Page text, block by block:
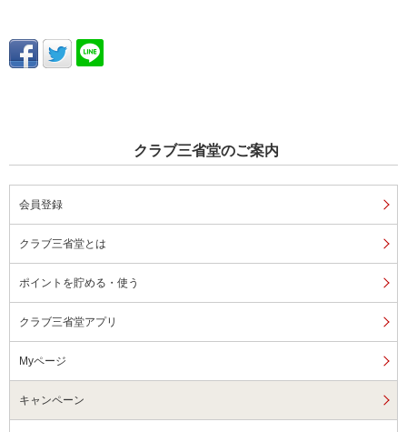
クラブ三省堂のご案内
会員登録
クラブ三省堂とは
ポイントを貯める・使う
クラブ三省堂アプリ
Myページ
キャンペーン